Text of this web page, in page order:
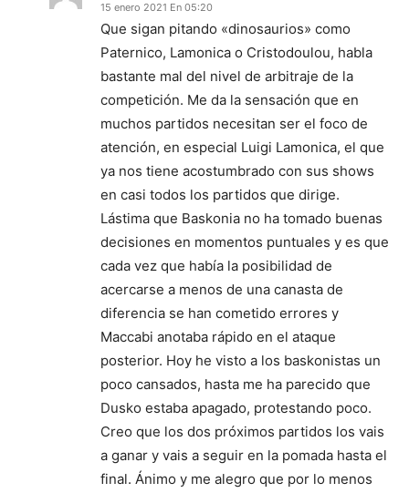
15 enero 2021 En 05:20
Que sigan pitando «dinosaurios» como
Paternico, Lamonica o Cristodoulou, habla
bastante mal del nivel de arbitraje de la
competición. Me da la sensación que en
muchos partidos necesitan ser el foco de
atención, en especial Luigi Lamonica, el que
ya nos tiene acostumbrado con sus shows
en casi todos los partidos que dirige.
Lástima que Baskonia no ha tomado buenas
decisiones en momentos puntuales y es que
cada vez que había la posibilidad de
acercarse a menos de una canasta de
diferencia se han cometido errores y
Maccabi anotaba rápido en el ataque
posterior. Hoy he visto a los baskonistas un
poco cansados, hasta me ha parecido que
Dusko estaba apagado, protestando poco.
Creo que los dos próximos partidos los vais
a ganar y vais a seguir en la pomada hasta el
final. Ánimo y me alegro que por lo menos